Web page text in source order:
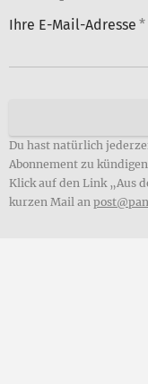
Ihre E-Mail-Adresse *
Du hast natürlich
Abonnement zu
Klick auf den Link „Aus
kurzen Mail an